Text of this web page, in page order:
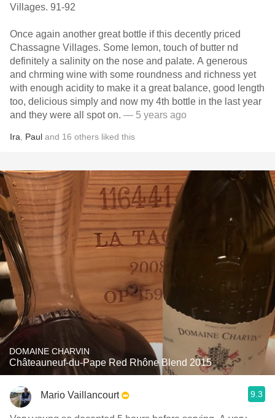
Villages. 91-92
Once again another great bottle if this decently priced
Chassagne Villages. Some lemon, touch of butter nd
definitely a salinity on the nose and palate. A generous
and chrming wine with some roundness and richness yet
with enough acidity to make it a great balance, good length
too, delicious simply and now my 4th bottle in the last year
and they were all spot on. — 5 years ago
Ira Paul and 16 others liked this
DOMAINE CHARVIN
Châteauneuf-du-Pape Red Rhône Blend 2015
Mario Vaillancourt 9.3